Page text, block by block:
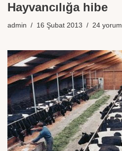
Hayvancılığa hibe
admin 16 Şubat 2013 24 yorum